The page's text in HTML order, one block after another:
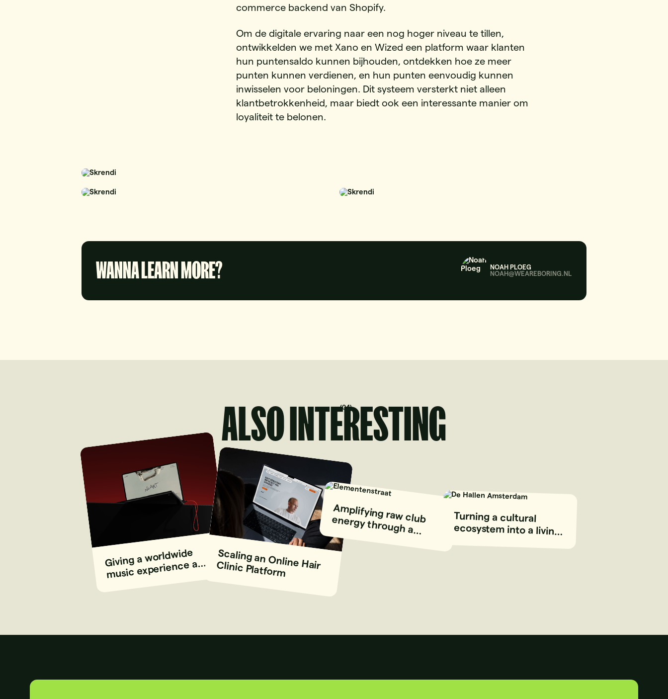
commerce backend van Shopify.
Om de digitale ervaring naar een nog hoger niveau te tillen,
ontwikkelden we met Xano en Wized een platform waar klanten
hun puntensaldo kunnen bijhouden, ontdekken hoe ze meer
punten kunnen verdienen, en hun punten eenvoudig kunnen
inwisselen voor beloningen. Dit systeem versterkt niet alleen
klantbetrokkenheid, maar biedt ook een interessante manier om
loyaliteit te belonen.
WANNA LEARN MORE?
NOAH PLOEG
NOAH@WEAREBORING.NL
ALSO INTERESTING
(04)
Giving a worldwide
music experience a
bold new stage
Scaling an O
nline Hair Clinic Platform
Am
plifying raw
club energy through a
stripped-back digital experience
Turning a cultural
ecosystem into a living